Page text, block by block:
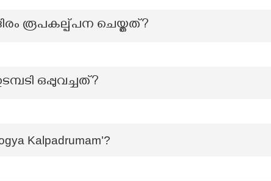
രൂപകല്പ്പന ചെയ്തത്?
ഒപ്പുവച്ചത്?
Kalpadrumam'?